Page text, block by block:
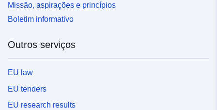
Missão, aspirações e princípios
Boletim informativo
Outros serviços
EU law
EU tenders
EU research results